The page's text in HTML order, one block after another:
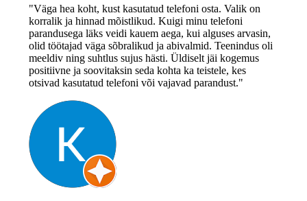
"Väga hea koht, kust kasutatud telefoni osta. Valik on
korralik ja hinnad mõistlikud. Kuigi minu telefoni
parandusega läks veidi kauem aega, kui alguses arvasin,
olid töötajad väga sõbralikud ja abivalmid. Teenindus oli
meeldiv ning suhtlus sujus hästi. Üldiselt jäi kogemus
positiivne ja soovitaksin seda kohta ka teistele, kes
otsivad kasutatud telefoni või vajavad parandust."